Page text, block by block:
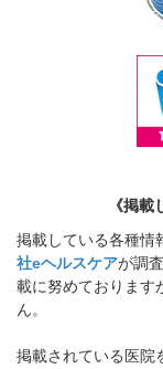
《掲
掲載している各種情
社eヘルスケアが調
載に努めております
ん。
掲載されている医院